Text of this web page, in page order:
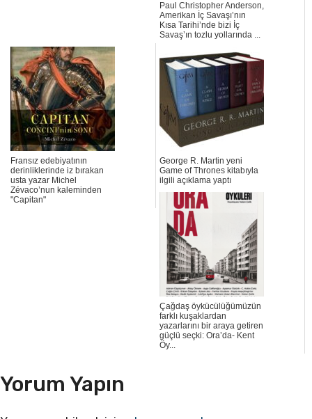
Paul Christopher Anderson,
Amerikan İç Savaşı’nın
Kısa Tarihi’nde bizi İç
Savaş’ın tozlu yollarında ...
Fransız edebiyatının
derinliklerinde iz bırakan
usta yazar Michel
Zévaco’nun kaleminden
"Capitan"
George R. Martin yeni
Game of Thrones kitabıyla
ilgili açıklama yaptı
Çağdaş öykücülüğümüzün
farklı kuşaklardan
yazarlarını bir araya getiren
güçlü seçki: Ora’da- Kent
Öy...
Yorum Yapın